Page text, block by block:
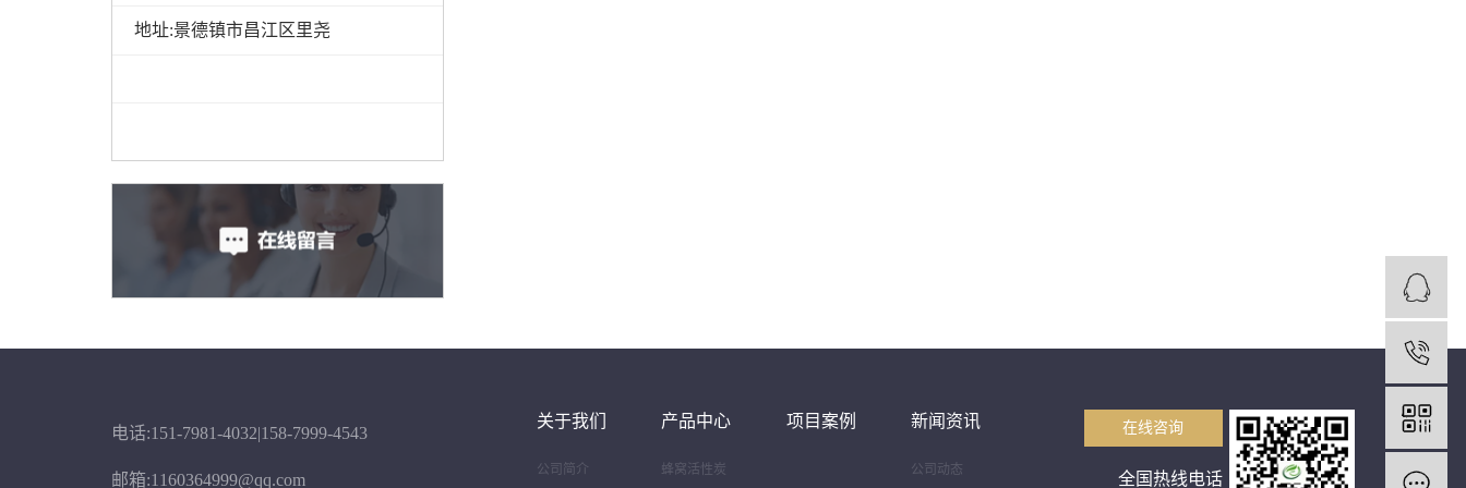
地址:景德镇市昌江区里尧
电话:151-7981-4032|158-7999-4543
邮箱:1160364999@qq.com
关于我们
公司简介
产品中心
蜂窝活性炭
项目案例 新闻资讯
公司动态
在线咨询
全国热线电话